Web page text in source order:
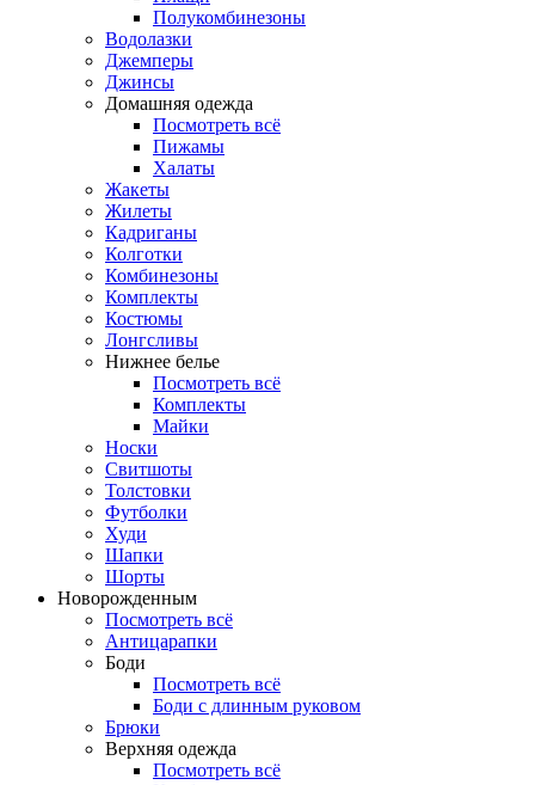
Полукомбинезоны
Водолазки
Джемперы
Джинсы
Домашняя одежда
Посмотреть всё
Пижамы
Халаты
Жакеты
Жилеты
Кадриганы
Колготки
Комбинезоны
Комплекты
Костюмы
Лонгсливы
Нижнее белье
Посмотреть всё
Комплекты
Майки
Носки
Свитшоты
Толстовки
Футболки
Худи
Шапки
Шорты
Новорожденным
Посмотреть всё
Антицарапки
Боди
Посмотреть всё
Боди с длинным руковом
Брюки
Верхняя одежда
Посмотреть всё